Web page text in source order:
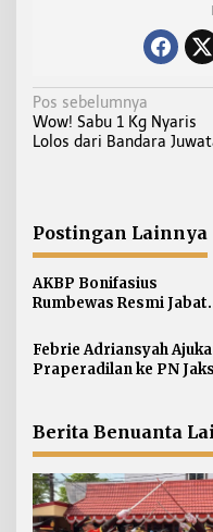
N
a
a
s
i
p
o
s
Pos sebelumnya
Wow! Sabu 1 Kg Nyaris
Lolos dari Bandara
Postingan Lainnya
AKBP Bonifasius
Rumbewas Resmi Jabat
Tegaskan Pelanggaran
Personel Diproses
Toleransi
Febrie Adriansyah
Praperadilan ke PN
Berita Benuanta